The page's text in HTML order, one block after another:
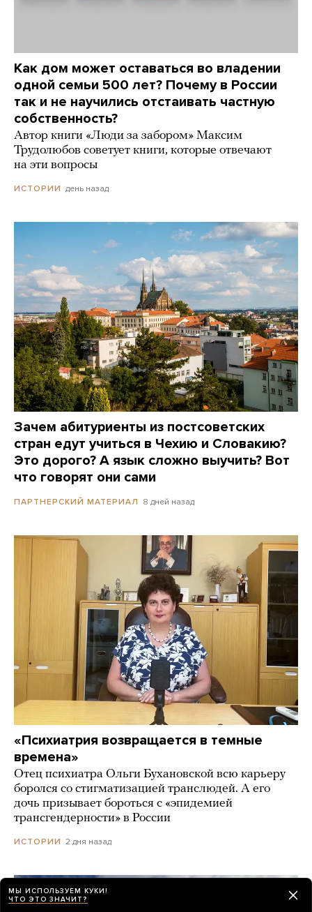
Как дом может оставаться во владении
одной семьи 500 лет? Почему в России
так и не научились отстаивать частную
собственность?
Автор книги «Люди за забором» Максим
Трудолюбов советует книги, которые отвечают
на эти вопросы
ИСТОРИИ день назад
Зачем абитуриенты из постсоветских
стран едут учиться в Чехию и Словакию?
Это дорого? А язык сложно выучить? Вот
что говорят они сами
ПАРТНЕРСКИЙ МАТЕРИАЛ 8 дней назад
«Психиатрия возвращается в темные
времена»
Отец психиатра Ольги Бухановской всю карьеру
боролся со стигматизацией транслюдей. А его
дочь призывает бороться с «эпидемией
трансгендерности» в России
ИСТОРИИ 2 дня назад
МЫ ИСПОЛЬЗУЕМ КУКИ!
ЧТО ЭТО ЗНАЧИТ?